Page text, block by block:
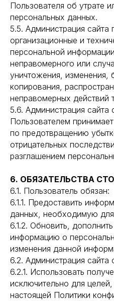
Пользователя об утрате
персональных данных.
5.5. Администрация
организационные и
персональной
неправомерного или
уничтожения, изменения,
копирования,
неправомерных действий
5.6. Администрация сайта
Пользователем
по предотвращению
отрицательных
разглашением
6. ОБЯЗАТЕЛЬСТВА
6.1. Пользователь обязан:
6.1.1. Предоставить
данных, необходимую
6.1.2. Обновить,
информацию о
изменения данной
6.2. Администрация сайта
6.2.1. Использовать
исключительно для
настоящей Политики